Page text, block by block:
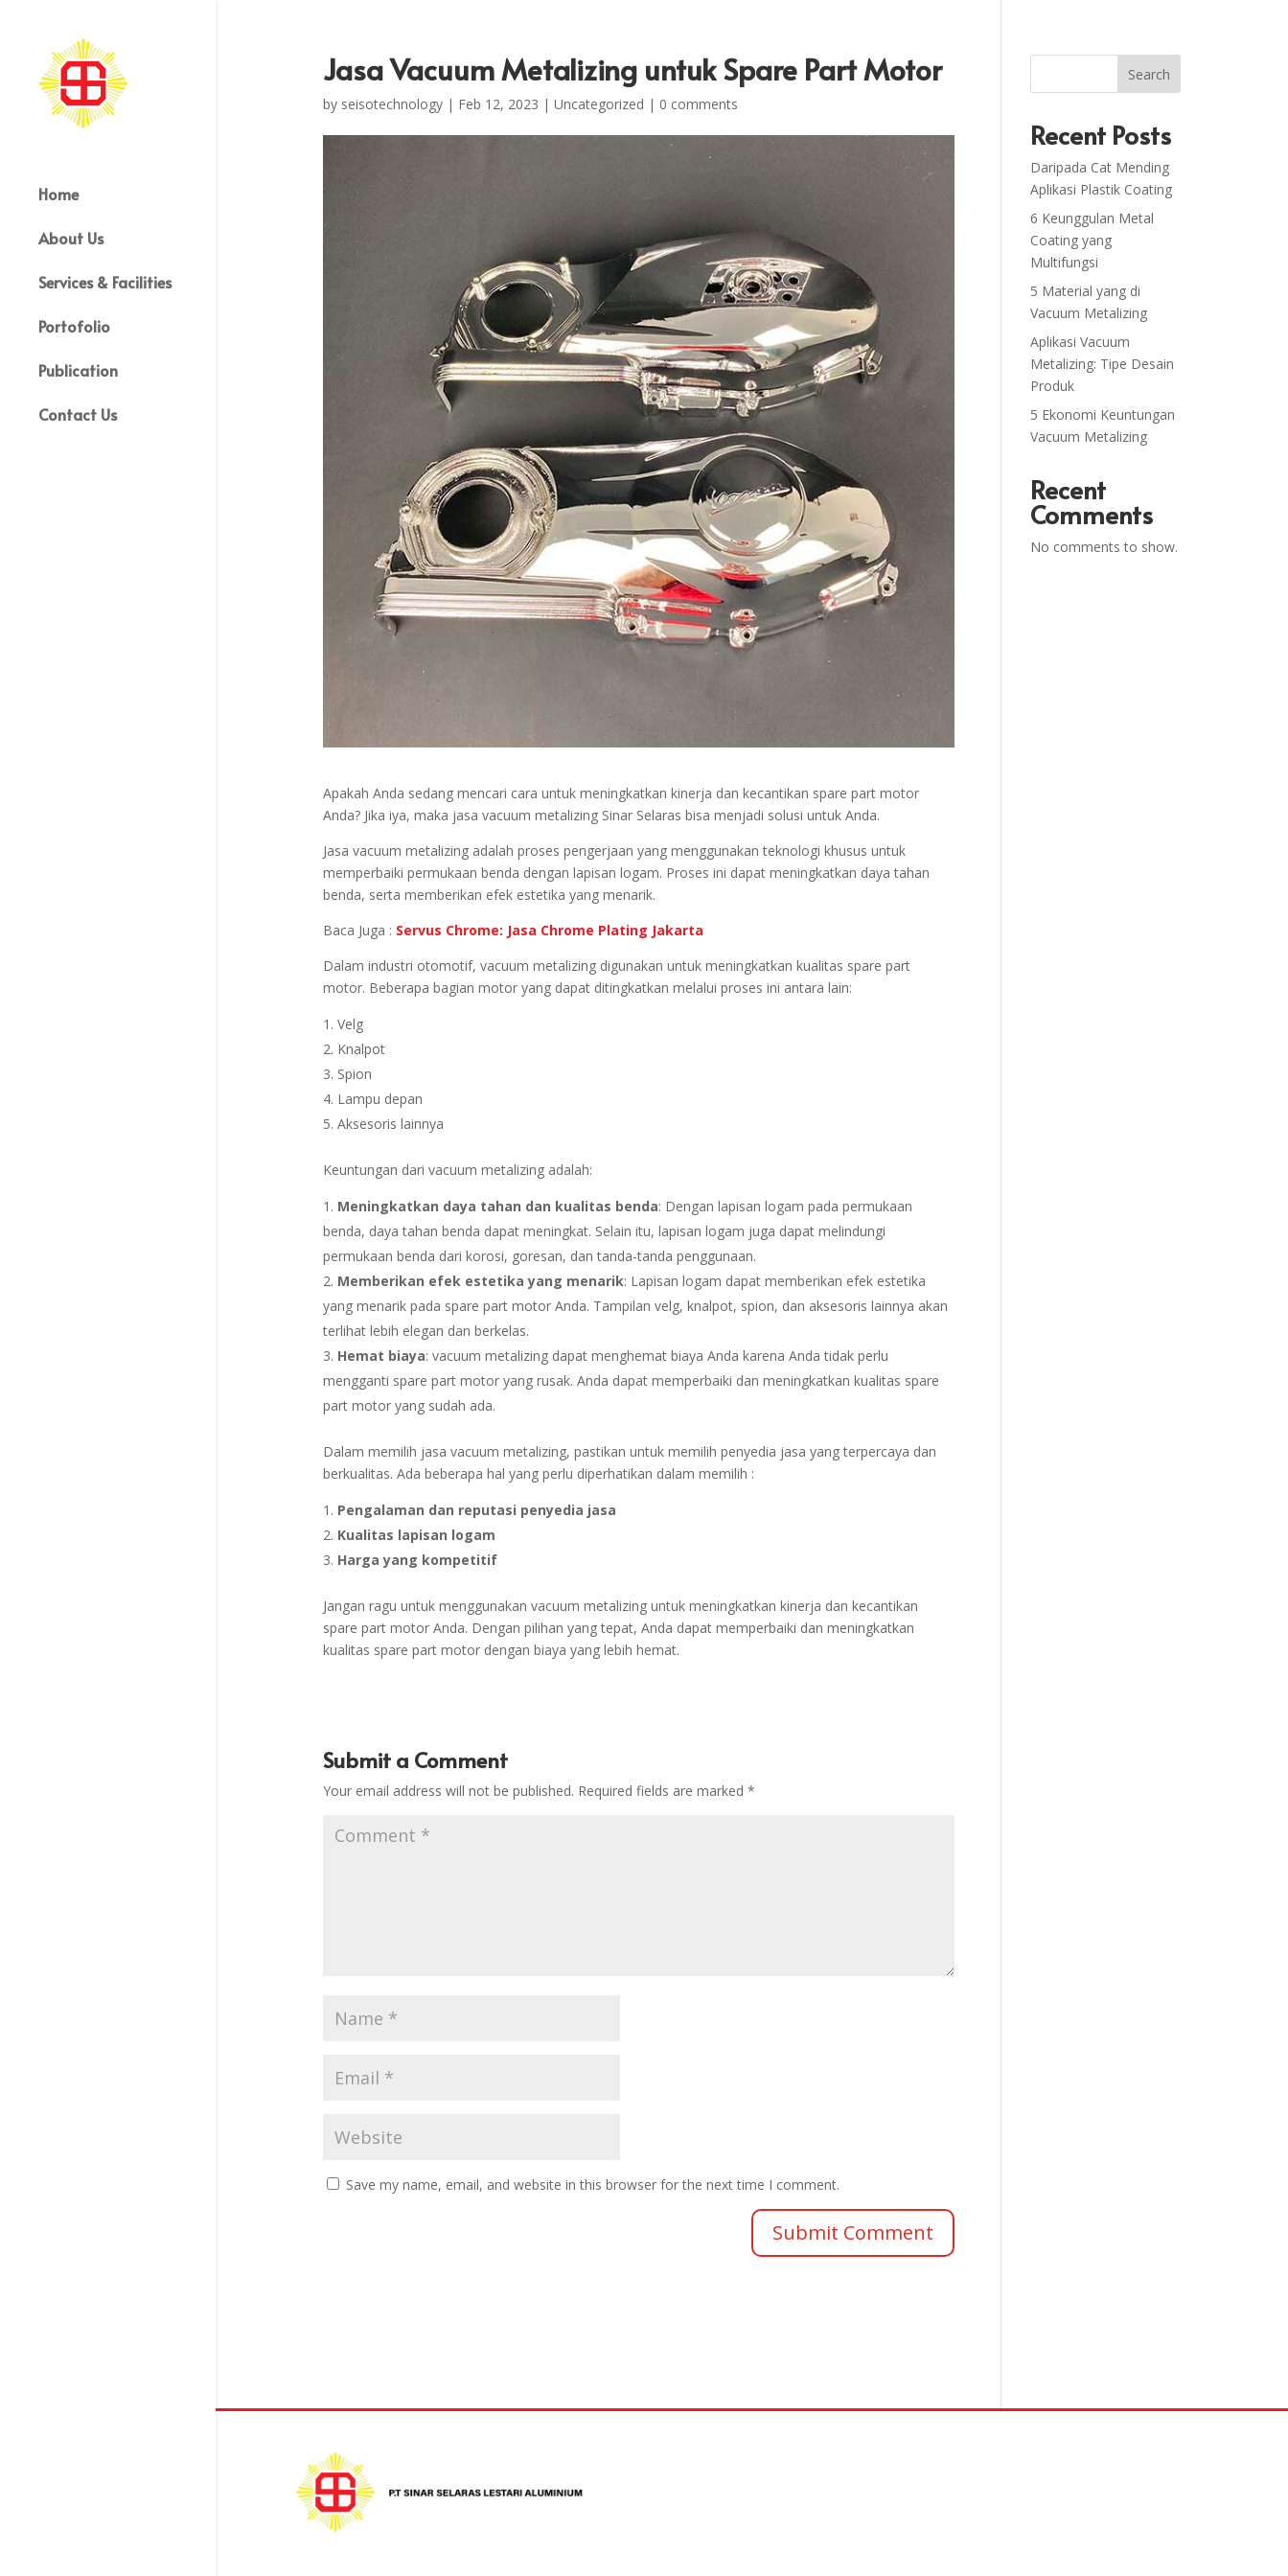
Home
About Us
Services & Facilities
Portofolio
Publication
Contact Us
Jasa Vacuum Metalizing untuk Spare Part Motor
by seisotechnology| Feb 12, 2023 | Uncategorized | 0 comments
Apakah Anda sedang mencari cara untuk meningkatkan kinerja dan kecantikan spare part motor
Anda? Jika iya, maka jasa vacuum metalizing Sinar Selaras bisa menjadi solusi untuk Anda.
Jasa vacuum metalizing adalah proses pengerjaan yang menggunakan teknologi khusus untuk
memperbaiki permukaan benda dengan lapisan logam. Proses ini dapat meningkatkan daya tahan
benda, serta memberikan efek estetika yang menarik.
Baca Juga : Servus Chrome: Jasa Chrome Plating Jakarta
Dalam industri otomotif, vacuum metalizing digunakan untuk meningkatkan kualitas spare part
motor. Beberapa bagian motor yang dapat ditingkatkan melalui proses ini antara lain:
Velg
Knalpot
Spion
Lampu depan
Aksesoris lainnya
Keuntungan dari vacuum metalizing adalah:
Meningkatkan daya tahan dan kualitas benda: Dengan lapisan logam pada permukaan
benda, daya tahan benda dapat meningkat. Selain itu, lapisan logam juga dapat melindungi
permukaan benda dari korosi, goresan, dan tanda-tanda penggunaan.
Memberikan efek estetika yang menarik: Lapisan logam dapat memberikan efek estetika
yang menarik pada spare part motor Anda. Tampilan velg, knalpot, spion, dan aksesoris lainnya akan
terlihat lebih elegan dan berkelas.
Hemat biaya: vacuum metalizing dapat menghemat biaya Anda karena Anda tidak perlu
mengganti spare part motor yang rusak. Anda dapat memperbaiki dan meningkatkan kualitas spare
part motor yang sudah ada.
Dalam memilih jasa vacuum metalizing, pastikan untuk memilih penyedia jasa yang terpercaya dan
berkualitas. Ada beberapa hal yang perlu diperhatikan dalam memilih :
Pengalaman dan reputasi penyedia jasa
Kualitas lapisan logam
Harga yang kompetitif
Jangan ragu untuk menggunakan vacuum metalizing untuk meningkatkan kinerja dan kecantikan
spare part motor Anda. Dengan pilihan yang tepat, Anda dapat memperbaiki dan meningkatkan
kualitas spare part motor dengan biaya yang lebih hemat.
Submit a Comment
Your email address will not be published. Required fields are marked *
Save my name, email, and website in this browser for the next time I comment.
Search
Recent Posts
Daripada Cat Mending
Aplikasi Plastik Coating
6 Keunggulan Metal
Coating yang
Multifungsi
5 Material yang di
Vacuum Metalizing
Aplikasi Vacuum
Metalizing: Tipe Desain
Produk
5 Ekonomi Keuntungan
Vacuum Metalizing
Recent
Comments
No comments to show.